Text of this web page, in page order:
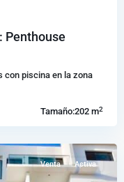
Penthouse
con piscina en la zona
Tamaño:202 m2
Venta Activa